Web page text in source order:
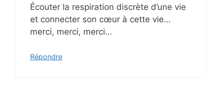
Écouter la respiration discrète d’une vie
et connecter son cœur à cette vie…
merci, merci, merci…
Répondre